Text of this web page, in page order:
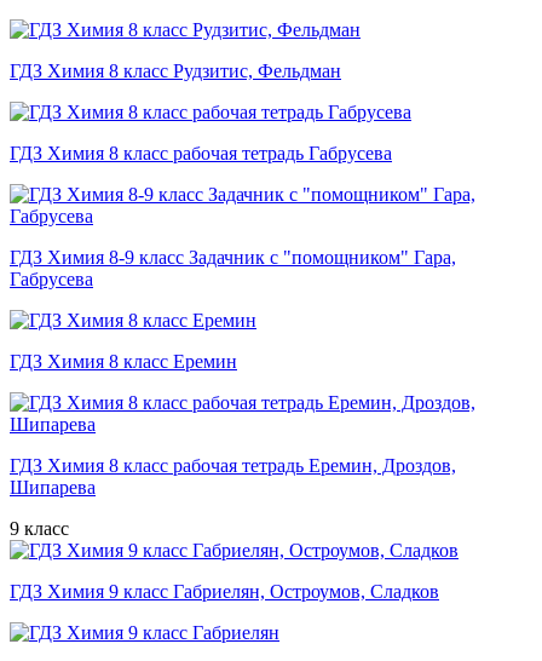
ГДЗ Химия 8 класс Рудзитис, Фельдман
ГДЗ Химия 8 класс рабочая тетрадь Габрусева
ГДЗ Химия 8-9 класс Задачник с "помощником" Гара,
Габрусева
ГДЗ Химия 8 класс Еремин
ГДЗ Химия 8 класс рабочая тетрадь Еремин, Дроздов,
Шипарева
9 класс
ГДЗ Химия 9 класс Габриелян, Остроумов, Сладков